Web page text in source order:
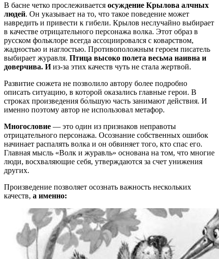
В басне четко прослеживается осуждение Крылова алчных
людей. Он указывает на то, что такое поведение может
навредить и привести к гибели. Крылов неслучайно выбирает
в качестве отрицательного персонажа волка. Этот образ в
русском фольклоре всегда ассоциировался с коварством,
жадностью и наглостью. Противоположным героем писатель
выбирает журавля. Птица высоко полета весьма наивна и
доверчива. Ииз-за этих качеств чуть не стала жертвой.
Развитие сюжета не позволило автору более подробно
описать ситуацию, в которой оказались главные герои. В
строках произведения бо́льшую часть занимают действия. И
именно поэтому автор не использовал метафор.
Многословие — это один из признаков неправоты
отрицательного персонажа. Осознание собственных ошибок
начинает распалять волка и он обвиняет того, кто спас его.
Главная мысль «Волк и журавль» основана на том, что многие
люди, восхваляющие себя, утверждаются за счет унижения
других.
Произведение позволяет осознать важность нескольких
качеств, а именно: